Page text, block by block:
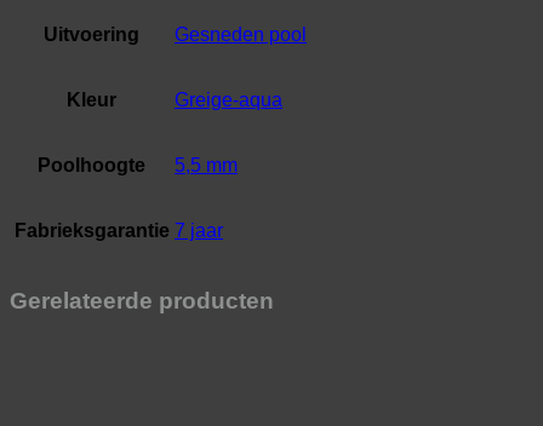
Uitvoering Gesneden pool
Kleur Greige-aqua
Poolhoogte 5,5 mm
Fabrieksgarantie 7 jaar
Gerelateerde producten